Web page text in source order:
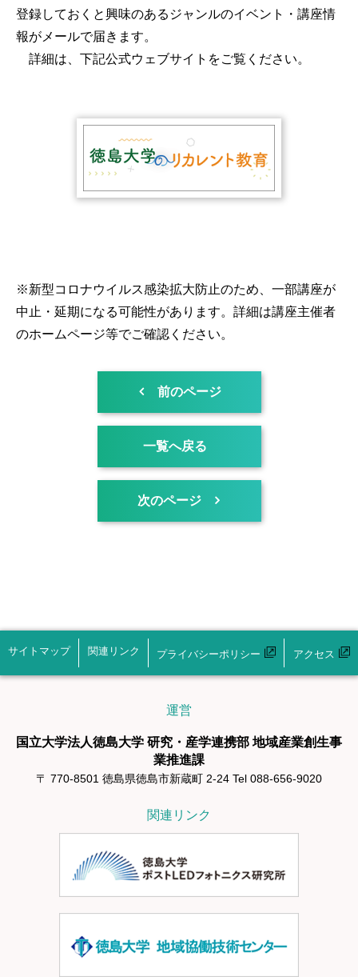
登録しておくと興味のあるジャンルのイベント・講座情
報がメールで届きます。
詳細は、下記公式ウェブサイトをご覧ください。
※新型コロナウイルス感染拡大防止のため、一部講座が
中止・延期になる可能性があります。詳細は講座主催者
のホームページ等でご確認ください。
前のページ
一覧へ戻る
次のページ
サイトマップ 関連リンク プライバシーポリシー アクセス
運営
国立大学法人徳島大学 研究・産学連携部 地域産業創生事
業推進課
〒 770-8501 徳島県徳島市新蔵町 2-24 Tel 088-656-9020
関連リンク